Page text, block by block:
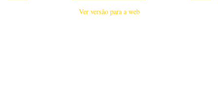
Ver versão para a web